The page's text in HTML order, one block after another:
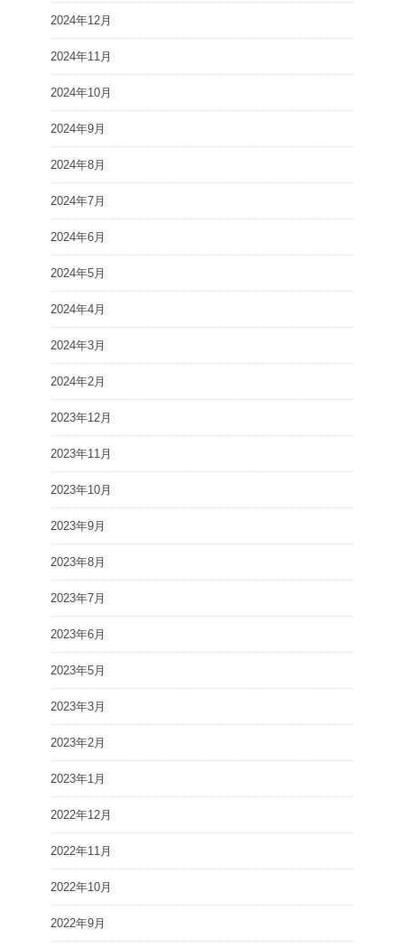
2024年12月
2024年11月
2024年10月
2024年9月
2024年8月
2024年7月
2024年6月
2024年5月
2024年4月
2024年3月
2024年2月
2023年12月
2023年11月
2023年10月
2023年9月
2023年8月
2023年7月
2023年6月
2023年5月
2023年3月
2023年2月
2023年1月
2022年12月
2022年11月
2022年10月
2022年9月